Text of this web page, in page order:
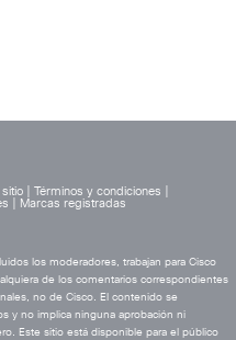
sitio Términos y condiciones
Marcas registradas
los moderadores, trabajan para Cisco
de los comentarios correspondientes
no de Cisco. El contenido se
y no implica ninguna aprobación ni
Este sitio está disponible para el público